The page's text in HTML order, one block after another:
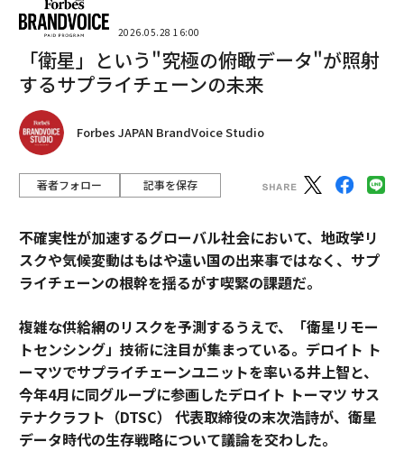
2026.05.28 16:00
「衛星」という"究極の俯瞰データ"が照射
するサプライチェーンの未来
Forbes JAPAN BrandVoice Studio
著者フォロー 記事を保存
不確実性が加速するグローバル社会において、地政学リ
スクや気候変動はもはや遠い国の出来事ではなく、サプ
ライチェーンの根幹を揺るがす喫緊の課題だ。
複雑な供給網のリスクを予測するうえで、「衛星リモー
トセンシング」技術に注目が集まっている。デロイト ト
ーマツでサプライチェーンユニットを率いる井上智と、
今年4月に同グループに参画したデロイト トーマツ サス
テナクラフト（DTSC） 代表取締役の末次浩詩が、衛星
データ時代の生存戦略について議論を交わした。